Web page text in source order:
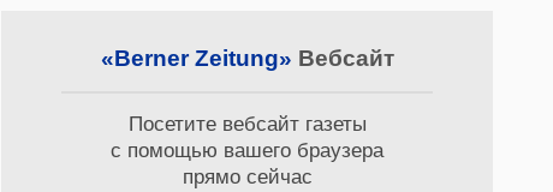
«Berner Zeitung» Вебсайт
Посетите вебсайт газеты
с помощью вашего браузера
прямо сейчас